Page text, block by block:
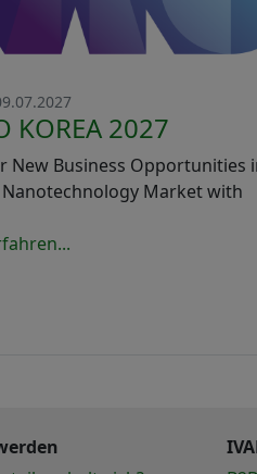
KOREA 2027
New Business Opportunities
Market with